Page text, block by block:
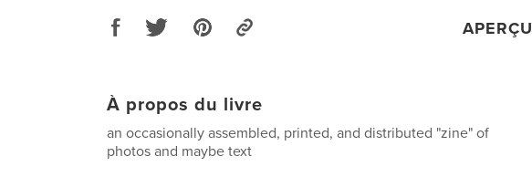
APERÇU
À propos du livre
an occasionally assembled, printed, and distributed "zine" of
photos and maybe text